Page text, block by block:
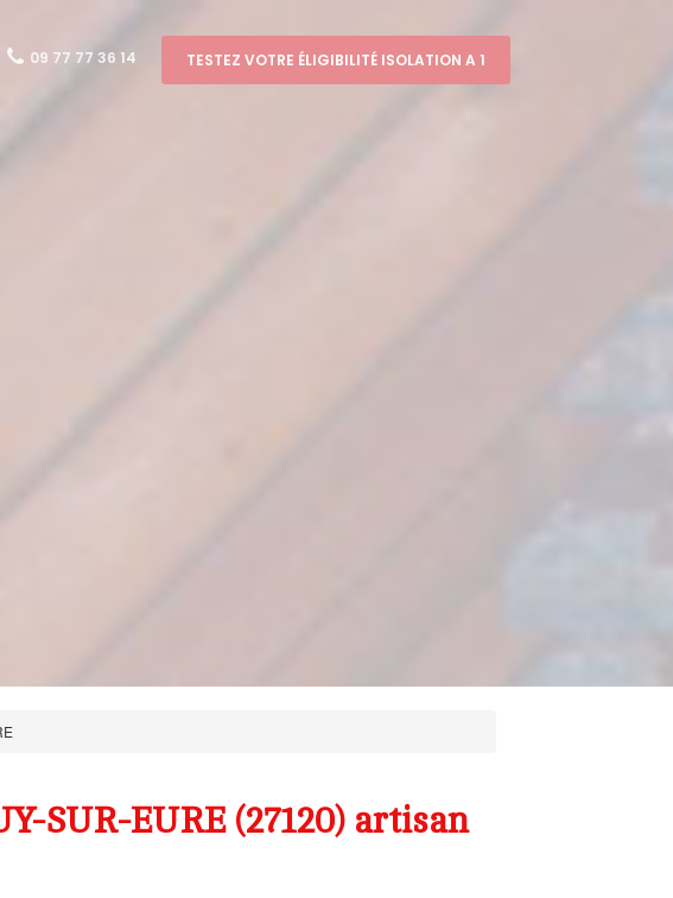
09 77 77 36 14 TESTEZ VOTRE ÉLIGIBILITÉ ISOLATION A 1
SUR-EURE (27120) artisan